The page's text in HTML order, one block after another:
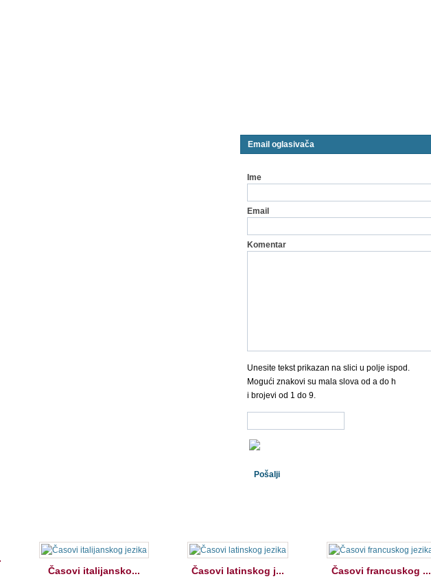
Email oglasivača
Ime
Email
Komentar
Unesite tekst prikazan na slici u polje ispod.
Mogući znakovi su mala slova od a do h
i brojevi od 1 do 9.
Časovi italijansko... Časovi latinskog j... Časovi francuskog ...